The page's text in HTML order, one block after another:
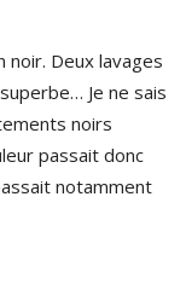
noir. Deux lavages
Je ne sais
noirs
passait donc
notamment